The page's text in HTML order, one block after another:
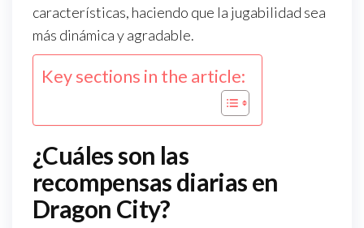
características, haciendo que la jugabilidad sea
más dinámica y agradable.
Key sections in the article:
¿Cuáles son las
recompensas diarias en
Dragon City?